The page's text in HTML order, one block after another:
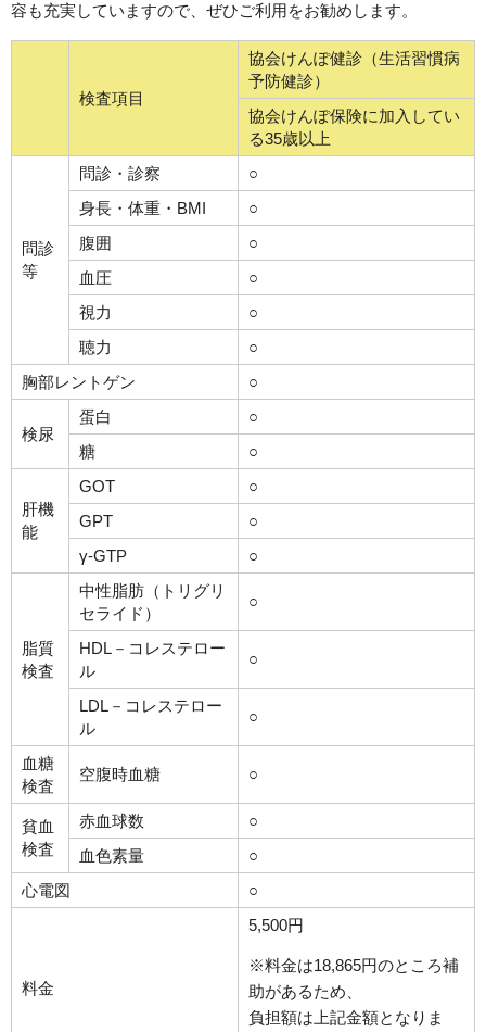
容も充実していますので、ぜひご利用をお勧めします。
検査項目
協会けんぽ健診（生活習慣病
予防健診）
協会けんぽ保険に加入してい
る35歳以上
問診
等
問診・診察
○
身長・体重・BMI
○
腹囲
○
血圧
○
視力
○
聴力
○
胸部レントゲン
○
検尿
蛋白
○
糖
○
肝機
能
GOT
○
GPT
○
γ-GTP
○
脂質
検査
中性脂肪（トリグリ
セライド）
○
HDL－コレステロー
ル
○
LDL－コレステロー
ル
○
血糖
検査
空腹時血糖 ○
貧血
検査
赤血球数
○
血色素量
○
心電図
○
料金
5,500円
※料金は18,865円のところ補
助があるため、
負担額は上記金額となりま